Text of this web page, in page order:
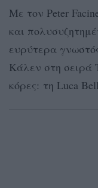
Με τον Peter
και
ευρύτερα
Κάλεν στη σειρά
κόρες: τη Luca